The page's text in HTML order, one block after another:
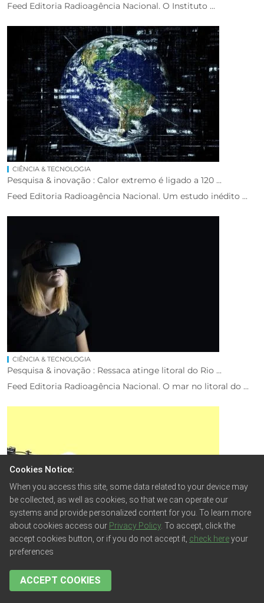
Feed Editoria Radioagência Nacional. O Instituto ...
CIÊNCIA & TECNOLOGIA
Pesquisa & inovação : Calor extremo é ligado a 120 ...
Feed Editoria Radioagência Nacional. Um estudo inédito ...
CIÊNCIA & TECNOLOGIA
Pesquisa & inovação : Ressaca atinge litoral do Rio ...
Feed Editoria Radioagência Nacional. O mar no litoral do ...
CIÊNCIA & TECNOLOGIA
Feed Editoria Radioagência Nacional. Com a chegada do El
...
Cookies Notice:
When you access this site, some data related to your device may
be collected, as well as cookies, so that we can operate our
systems and provide personalized content for you. To learn more
about cookies access our Privacy Policy. To accept, click the
accept cookies button, or if you do not accept it, check hereyour
preferences
ACCEPT COOKIES